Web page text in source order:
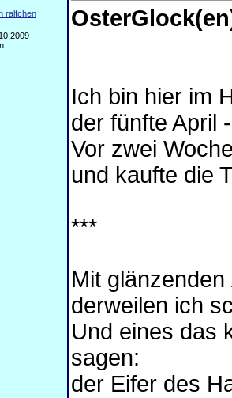
Ich bin hier im
der fünfte April
Vor zwei
und kaufte die
***
Mit
derweilen ich
Und eines das
sagen:
der Eifer des